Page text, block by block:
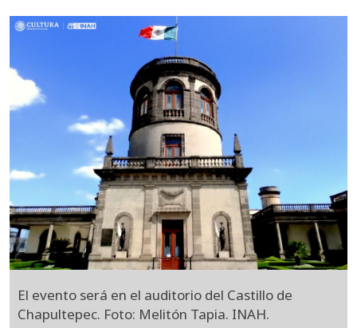
El evento será en el auditorio del Castillo de
Chapultepec. Foto: Melitón Tapia. INAH.